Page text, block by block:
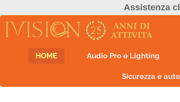
Assistenza
HOME Audio Pro e Lighting
Sicurezza e